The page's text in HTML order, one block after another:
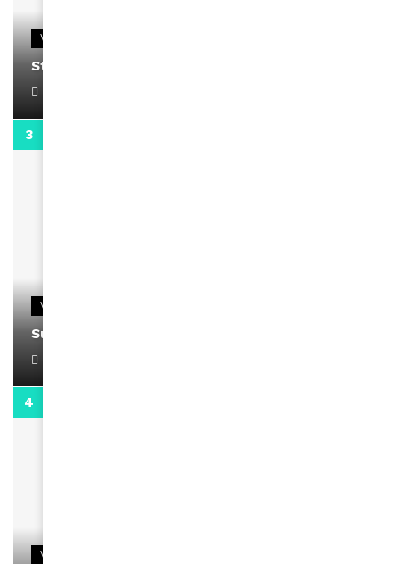
VIDEOS
Stacy passe un message
VIDEOS
Support Black Business Wee-kend
VIDEOS